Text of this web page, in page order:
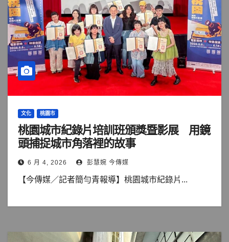
文化 桃園市
桃園城市紀錄片培訓班頒獎暨影展 用鏡
頭捕捉城市角落裡的故事
6 月 4, 2026 彭慧婉 今傳媒
【今傳媒／記者簡勻青報導】桃園城市紀錄片...